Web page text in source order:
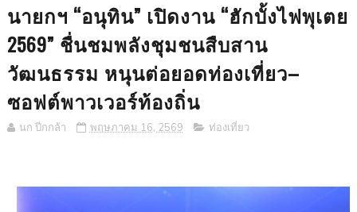
นายกฯ “อนุทิน” เปิดงาน “ฮักบั้งไฟพุเตย
2569” ชื่นชมพลังชุมชนสืบสาน
วัฒนธรรม หนุนต่อยอดท่องเที่ยว–
ซอฟต์พาวเวอร์ท้องถิ่น
นก ปีกกล้า พฤษภาคม 16, 2569 ท่องเที่ยว